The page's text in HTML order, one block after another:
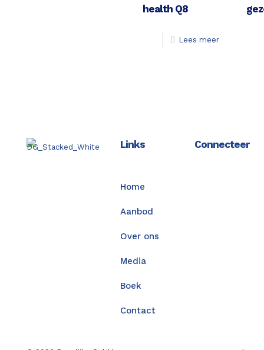
health Q8
Lees meer
Links
Home
Aanbod
Over ons
Media
Boek
Contact
Connecteer